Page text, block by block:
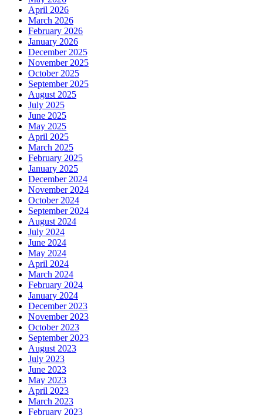
April 2026
March 2026
February 2026
January 2026
December 2025
November 2025
October 2025
September 2025
August 2025
July 2025
June 2025
May 2025
April 2025
March 2025
February 2025
January 2025
December 2024
November 2024
October 2024
September 2024
August 2024
July 2024
June 2024
May 2024
April 2024
March 2024
February 2024
January 2024
December 2023
November 2023
October 2023
September 2023
August 2023
July 2023
June 2023
May 2023
April 2023
March 2023
February 2023